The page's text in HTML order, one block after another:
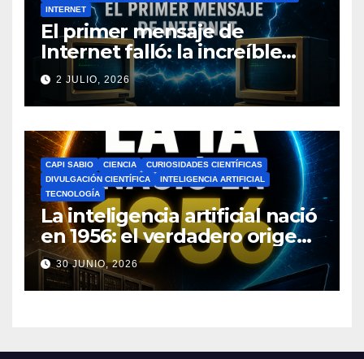
INTERNET
El primer mensaje de
Internet falló: la increíble
historia de ARPANET que
cambió el mundo
2 JULIO, 2026
CAPI SABIO CIENCIA
CURIOSIDADES CIENTÍFICAS
DIVULGACIÓN CIENTÍFICA
INTELIGENCIA ARTIFICIAL
TECNOLOGÍA
La inteligencia artificial nació
en 1956: el verdadero origen
de la IA que cambió el
mundo
30 JUNIO, 2026